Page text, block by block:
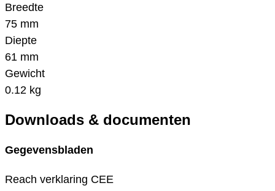
Breedte
75 mm
Diepte
61 mm
Gewicht
0.12 kg
Downloads & documenten
Gegevensbladen
Reach verklaring CEE